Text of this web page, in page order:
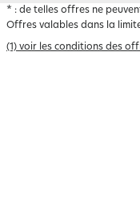
* : de telles offres ne
Offres valables dans la
(1) voir les conditions des